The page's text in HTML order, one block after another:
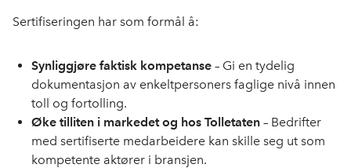
Sertifiseringen har som formål å:
Synliggjøre faktisk kompetanse – Gi en tydelig
dokumentasjon av enkeltpersoners faglige nivå innen
toll og fortolling.
Øke tilliten i markedet og hos Tolletaten – Bedrifter
med sertifiserte medarbeidere kan skille seg ut som
kompetente aktører i bransjen.